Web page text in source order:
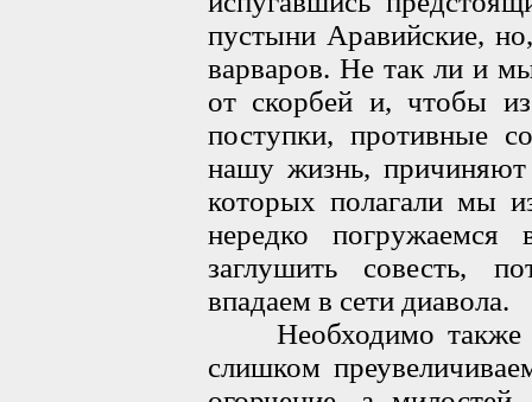
пустыни Аравийские,
варваров. Не так ли и
от скорбей и, чтобы
поступки, противные
нашу жизнь,
которых полагали мы
нередко
заглушить совесть,
впадаем в сети диавола.
Необходимо также
слишком